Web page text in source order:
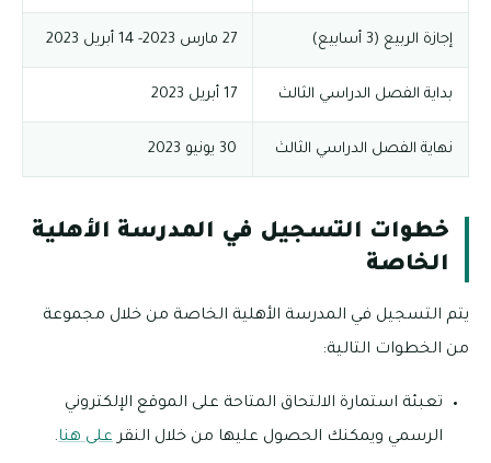
إجازة الربيع (3 أسابيع) 27 مارس 2023- 14 أبريل 2023
بداية الفصل الدراسي الثالث 17 أبريل 2023
نهاية الفصل الدراسي الثالث 30 يونيو 2023
خطوات التسجيل في المدرسة الأهلية
الخاصة
يتم التسجيل في المدرسة الأهلية الخاصة من خلال مجموعة
من الخطوات التالية:
تعبئة استمارة الالتحاق المتاحة على الموقع الإلكتروني
الرسمي ويمكنك الحصول عليها من خلال النقرعلى هنا.